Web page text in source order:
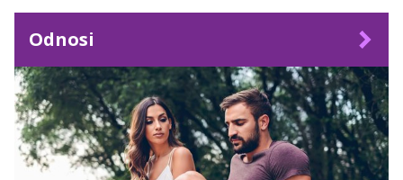
Odnosi